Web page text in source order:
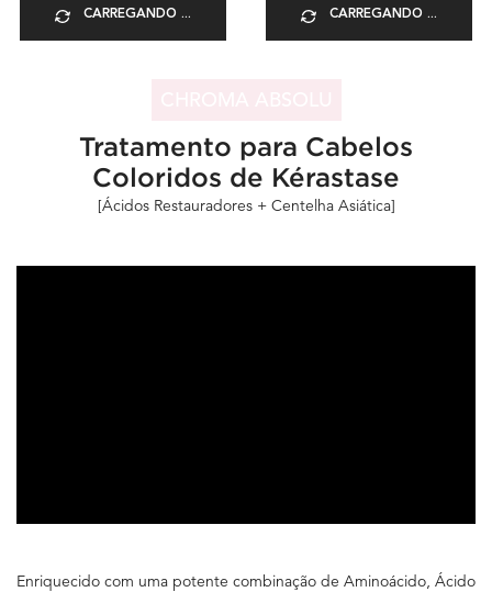
CARREGANDO ... CARREGANDO ...
Tratamento para Cabelos
Coloridos de Kérastase
[Ácidos Restauradores + Centelha Asiática]
Enriquecido com uma potente combinação de Aminoácido, Ácido